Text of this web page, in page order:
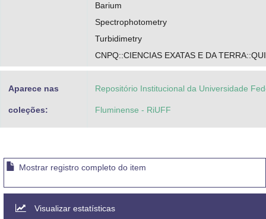
Barium
Spectrophotometry
Turbidimetry
CNPQ::CIENCIAS EXATAS E DA
Aparece nas
coleções:
Repositório Institucional da Universidade
Fluminense - RiUFF
Mostrar registro completo do item
Visualizar estatísticas